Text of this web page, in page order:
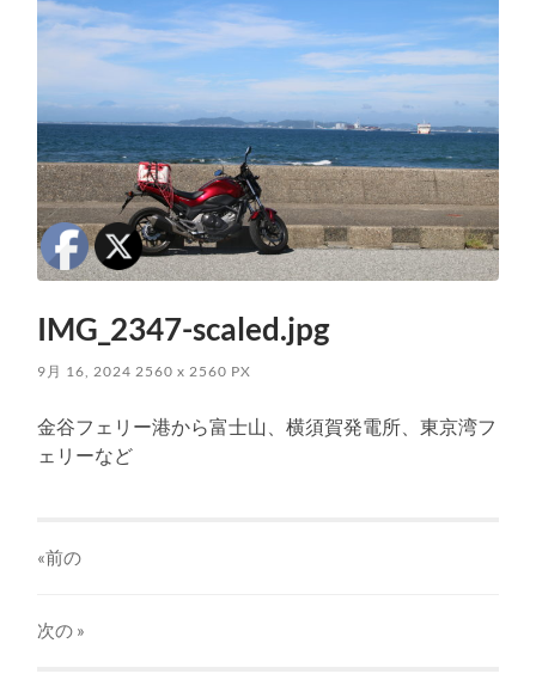
ニ
ュ
ー
り
替
え
る
ド
を
切
り
替
る
IMG_2347-scaled.jpg
9月 16, 2024 2560x 2560 PX
金谷フェリー港から富士山、横須賀発電所、東京湾フ
ェリーなど
«前の
次の »